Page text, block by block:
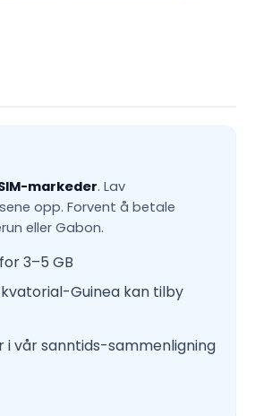
markeder. Lav
opp. Forvent å betale
eller Gabon.
3–5 GB
Guinea kan tilby
vår sanntids-sammenligning